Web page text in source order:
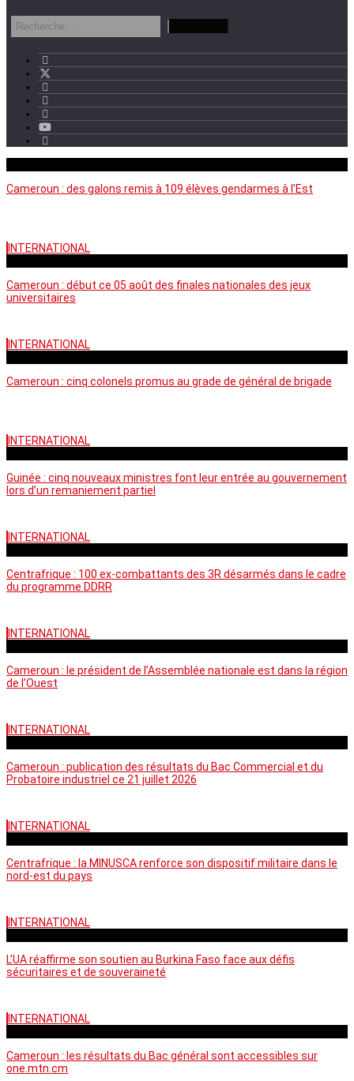
Cameroun : des galons remis à 109 élèves gendarmes à l’Est
INTERNATIONAL
Cameroun : début ce 05 août des finales nationales des jeux
universitaires
INTERNATIONAL
Cameroun : cinq colonels promus au grade de général de brigade
INTERNATIONAL
Guinée : cinq nouveaux ministres font leur entrée au gouvernement
lors d’un remaniement partiel
INTERNATIONAL
Centrafrique : 100 ex-combattants des 3R désarmés dans le cadre
du programme DDRR
INTERNATIONAL
Cameroun : le président de l’Assemblée nationale est dans la région
de l’Ouest
INTERNATIONAL
Cameroun : publication des résultats du Bac Commercial et du
Probatoire industriel ce 21 juillet 2026
INTERNATIONAL
Centrafrique : la MINUSCA renforce son dispositif militaire dans le
nord-est du pays
INTERNATIONAL
L’UA réaffirme son soutien au Burkina Faso face aux défis
sécuritaires et de souveraineté
INTERNATIONAL
Cameroun : les résultats du Bac général sont accessibles sur
one.mtn.cm